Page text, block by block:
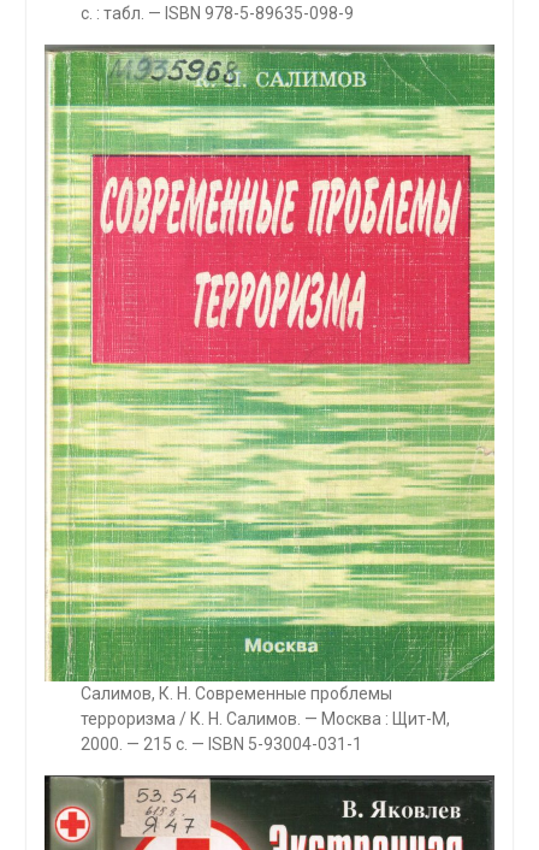
с. : табл. — ISBN 978-5-89635-098-9
Салимов, К. Н. Современные проблемы
терроризма / К. Н. Салимов. — Москва : Щит-М,
2000. — 215 с. — ISBN 5-93004-031-1